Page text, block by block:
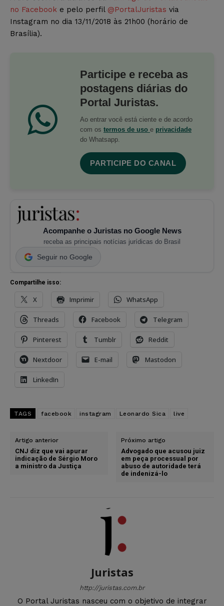
no Facebook e pelo perfil @PortalJuristas via
Instagram no dia 13/11/2018 às 21h00 (horário de
Brasília).
Participe e receba as
postagens diárias do
Portal Juristas.
Ao entrar você está ciente e de acordo
com os termos de uso e privacidade
do Whatsapp.
PARTICIPE DO CANAL
Acompanhe o Juristas no Google News
receba as principais notícias jurídicas do Brasil
Seguir no Google
Compartilhe isso:
X Imprimir WhatsApp
Threads Facebook Telegram
Pinterest Tumblr Reddit
Nextdoor E-mail Mastodon
LinkedIn
TAGS facebook instagram Leonardo Sica live
Artigo anterior
CNJ diz que vai apurar
indicação de Sérgio Moro
a ministro da Justiça
Próximo artigo
Advogado que acusou juiz
em peça processual por
abuso de autoridade terá
de indenizá-lo
Juristas
http://juristas.com.br
O Portal Juristas nasceu com o objetivo de integrar